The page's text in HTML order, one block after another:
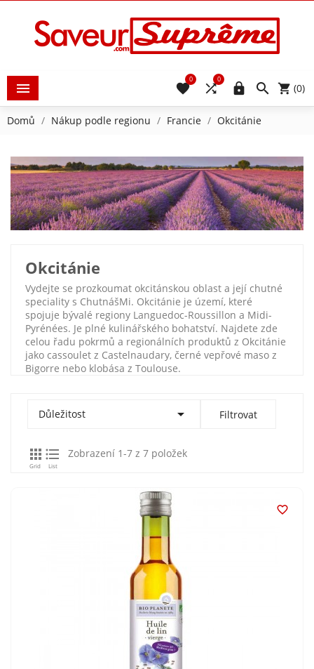
  (0)


0

0
Domů Nákup podle regionu Francie Okcitánie
Okcitánie
Vydejte se prozkoumat okcitánskou oblast a její chutné
speciality s ChutnášMi. Okcitánie je území, které
spojuje bývalé regiony Languedoc-Roussillon a Midi-
Pyrénées. Je plné kulinářského bohatství. Najdete zde
celou řadu pokrmů a regionálních produktů z Okcitánie
jako cassoulet z Castelnaudary, černé vepřové maso z
Bigorre nebo klobása z Toulouse.
Důležitost  Filtrovat

Grid

List
Zobrazení 1-7 z 7 položek
